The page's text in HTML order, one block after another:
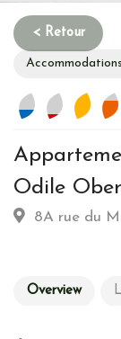
Accommodations
Type
Emplacement :
Odile
8A rue du
Overview